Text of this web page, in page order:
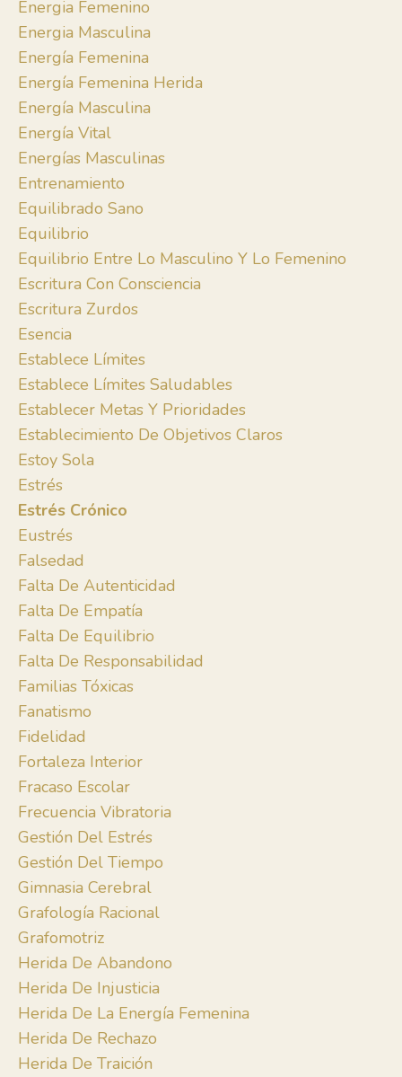
Energia Femenino
Energia Masculina
Energía Femenina
Energía Femenina Herida
Energía Masculina
Energía Vital
Energías Masculinas
Entrenamiento
Equilibrado Sano
Equilibrio
Equilibrio Entre Lo Masculino Y Lo Femenino
Escritura Con Consciencia
Escritura Zurdos
Esencia
Establece Límites
Establece Límites Saludables
Establecer Metas Y Prioridades
Establecimiento De Objetivos Claros
Estoy Sola
Estrés
Estrés Crónico
Eustrés
Falsedad
Falta De Autenticidad
Falta De Empatía
Falta De Equilibrio
Falta De Responsabilidad
Familias Tóxicas
Fanatismo
Fidelidad
Fortaleza Interior
Fracaso Escolar
Frecuencia Vibratoria
Gestión Del Estrés
Gestión Del Tiempo
Gimnasia Cerebral
Grafología Racional
Grafomotriz
Herida De Abandono
Herida De Injusticia
Herida De La Energía Femenina
Herida De Rechazo
Herida De Traición